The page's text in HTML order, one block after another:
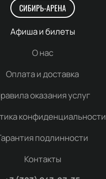
СИБИРЬ-АРЕНА
Афиша и билеты
О нас
Оплата и доставка
оказания услуг
конфиденциальности
подлинности
Контакты